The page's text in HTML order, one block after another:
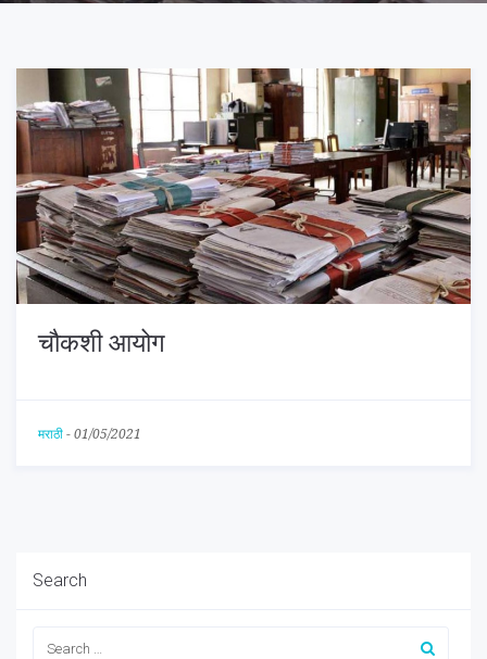
चौकशी आयोग
मराठी - 01/05/2021
Search